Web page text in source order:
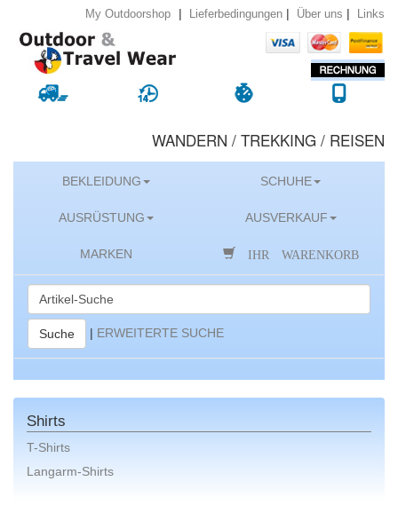
My Outdoorshop | Lieferbedingungen | Über uns | Links
WANDERN / TREKKING / REISEN
BEKLEIDUNG SCHUHE
AUSRÜSTUNG AUSVERKAUF
MARKEN IHR WARENKORB
Suche | ERWEITERTE SUCHE
Shirts
T-Shirts
Langarm-Shirts